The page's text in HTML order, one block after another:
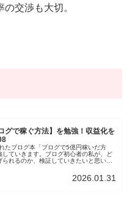
交渉も大切。
グで稼ぐ方法】を勉強！収益化を
たブログ本「ブログで5億円稼いだ方
していきます。ブログ初心者の私が、ど
られるのか、検証していきたいと思いま
に勉強していく仲間ができれば幸いで
2026.01.31